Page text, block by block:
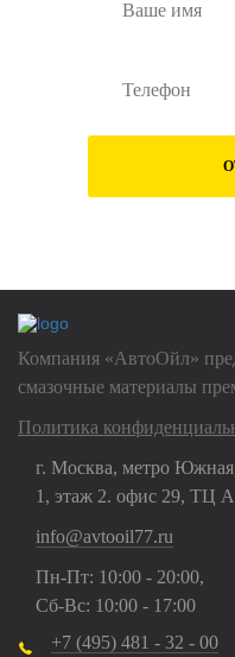
Компания «АвтоОйл»
смазочные материалы
Политика
г. Москва, метро
1, этаж 2. офис 29, ТЦ
info@avtooil77.ru
Пн-Пт: 10:00 - 20:00,
Сб-Вс: 10:00 - 17:00
+7 (495) 481 - 32 - 00